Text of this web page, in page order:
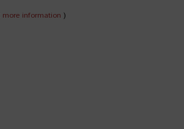
more information )